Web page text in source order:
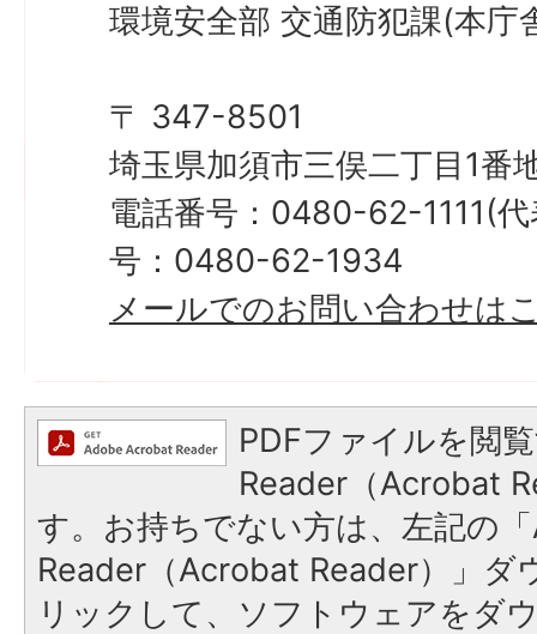
環境安全部 交通防犯課(本庁
〒 347-8501
埼玉県加須市三俣二丁目1番
電話番号：0480-62-1111(
号：0480-62-1934
メールでのお問い合わせは
PDFファイルを閲
Reader（Acrobat
す。お持ちでない方は、左記の
Reader（Acrobat Reader）」ダ
リックして、ソフトウェアをダ